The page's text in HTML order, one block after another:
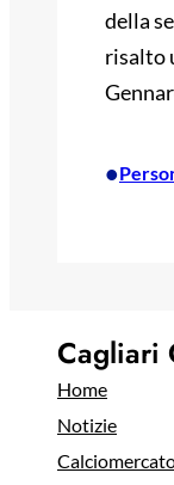
della
risalto
•
Cagliari
Home
Notizie